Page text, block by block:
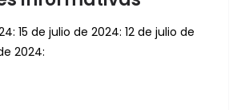
15 de julio de 2024: 12 de julio de
2024: